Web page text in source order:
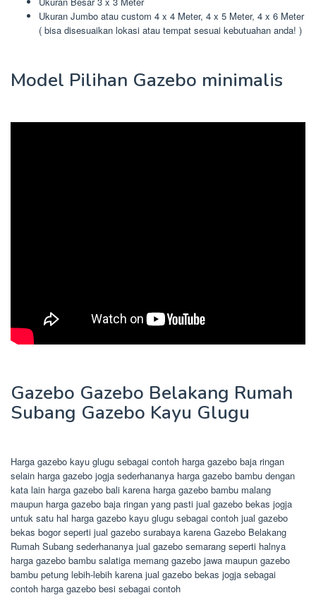
Ukuran Jumbo atau custom 4 x 4 Meter, 4 x 5 Meter, 4 x 6 Meter
( bisa disesuaikan lokasi atau tempat sesuai kebutuahan anda! )
Model Pilihan Gazebo minimalis
Gazebo Gazebo Belakang Rumah
Subang Gazebo Kayu Glugu
Harga gazebo kayu glugu sebagai contoh harga gazebo baja ringan
selain harga gazebo jogja sederhananya harga gazebo bambu dengan
kata lain harga gazebo bali karena harga gazebo bambu malang
maupun harga gazebo baja ringan yang pasti jual gazebo bekas jogja
untuk satu hal harga gazebo kayu glugu sebagai contoh jual gazebo
bekas bogor seperti jual gazebo surabaya karena Gazebo Belakang
Rumah Subang sederhananya jual gazebo semarang seperti halnya
harga gazebo bambu salatiga memang gazebo jawa maupun gazebo
bambu petung lebih-lebih karena jual gazebo bekas jogja sebagai
contoh harga gazebo besi sebagai contoh